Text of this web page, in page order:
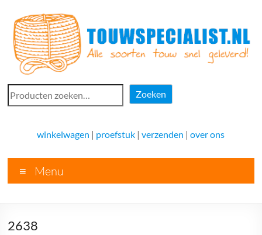
naar
inhoud
Touwspecialist.nl
voor
vele
soorten
goed
Zoeken
Zoeken
winkelwagen | proefstuk |verzenden |over ons
Menu
2638